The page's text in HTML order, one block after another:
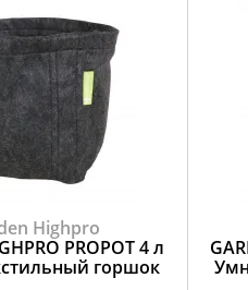
Highpro
PROPOT 4 л
горшок